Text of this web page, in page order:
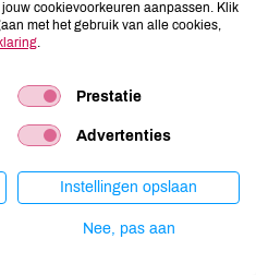
aanwezig
niet aanwezig
niet aanwezig
niet aanwezig
niet aanwezig
cookievoorkeuren aanpassen. Klik
met het gebruik van alle cookies,
.
Prestatie
Advertenties
Instellingen opslaan
Nee, pas aan